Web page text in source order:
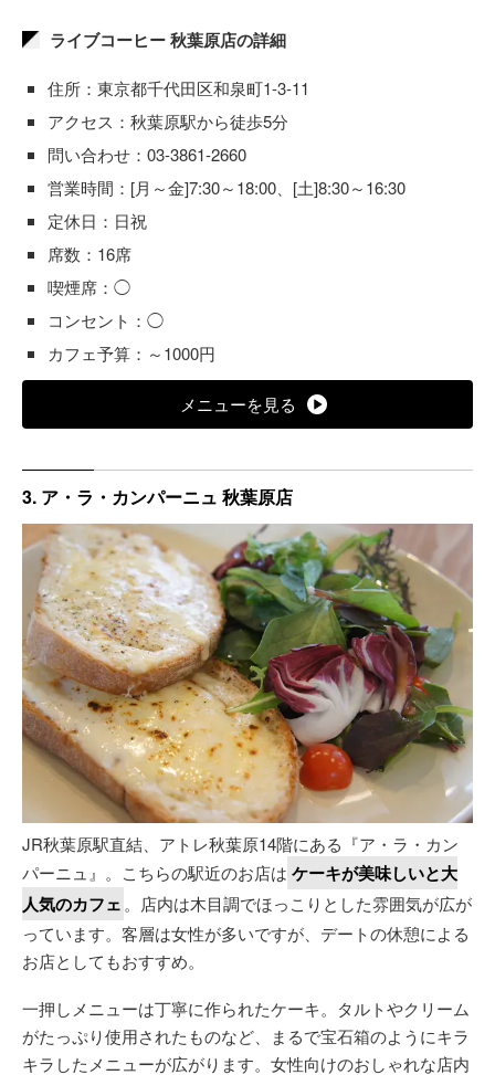
ライブコーヒー 秋葉原店の詳細
住所：東京都千代田区和泉町1-3-11
アクセス：秋葉原駅から徒歩5分
問い合わせ：03-3861-2660
営業時間：[月～金]7:30～18:00、[土]8:30～16:30
定休日：日祝
席数：16席
喫煙席：◯
コンセント：◯
カフェ予算：～1000円
メニューを見る
3. ア・ラ・カンパーニュ 秋葉原店
JR秋葉原駅直結、アトレ秋葉原14階にある『ア・ラ・カン
パーニュ』。こちらの駅近のお店は ケーキが美味しいと大
人気のカフェ 。店内は木目調でほっこりとした雰囲気が広が
っています。客層は女性が多いですが、デートの休憩による
お店としてもおすすめ。
一押しメニューは丁寧に作られたケーキ。タルトやクリーム
がたっぷり使用されたものなど、まるで宝石箱のようにキラ
キラしたメニューが広がります。女性向けのおしゃれな店内